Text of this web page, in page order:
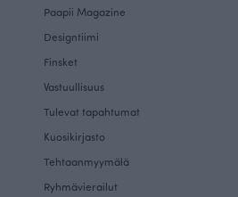
Paapii Magazine
Designtiimi
Finsket
Vastuullisuus
Tulevat tapahtumat
Kuosikirjasto
Tehtaanmyymälä
Ryhmävierailut